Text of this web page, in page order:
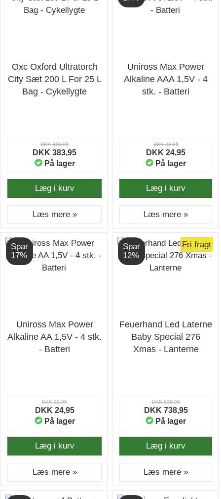
Oxc Oxford Ultratorch
City Sæt 200 L For 25 L
Bag - Cykellygte
DKK 386,95
DKK 383,95
På lager
Læg i kurv
Læs mere »
Uniross Max Power
Alkaline AAA 1,5V - 4
stk. - Batteri
DKK 29,95
DKK 24,95
På lager
Læg i kurv
Læs mere »
Spar
17%
Uniross Max Power
Alkaline AA 1,5V - 4 stk.
- Batteri
DKK 29,95
DKK 24,95
På lager
Læg i kurv
Læs mere »
Spar
12%
Fri fragt
Feuerhand Led Laterne
Baby Special 276
Xmas - Lanterne
DKK 838,95
DKK 738,95
På lager
Læg i kurv
Læs mere »